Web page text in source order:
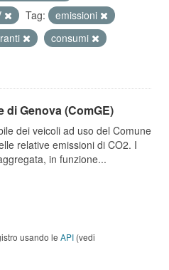
Tag:
emissioni
consumi
Genova (ComGE)
dei veicoli ad uso del Comune
relative emissioni di CO2. I
in funzione...
usando le API (vedi